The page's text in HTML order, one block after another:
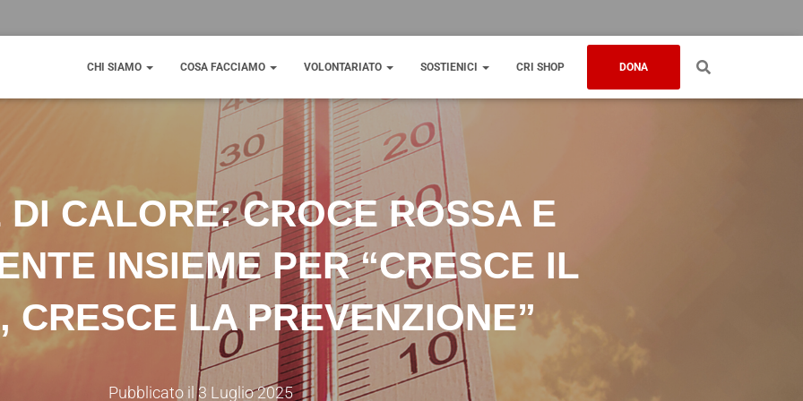
CHI SIAMO COSA FACCIAMO VOLONTARIATO SOSTIENICI CRI SHOP DONA
DI CALORE: CROCE ROSSA E
INSIEME PER “CRESCE IL
CRESCE LA PREVENZIONE”
Pubblicato il3 Luglio 2025